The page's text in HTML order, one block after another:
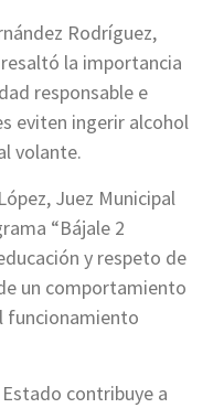
Rodríguez,
la importancia
responsable e
eviten ingerir alcohol
volante.
Juez Municipal
“Bájale 2
y respeto de
un comportamiento
funcionamiento
contribuye a